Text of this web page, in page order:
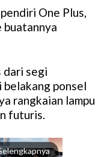
One Plus,
buatannya
dari segi
belakang ponsel
rangkaian lampu
futuris.